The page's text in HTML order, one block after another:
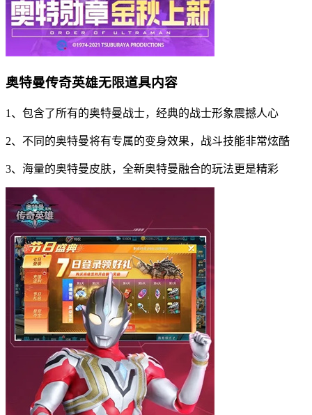
奥特曼传奇英雄无限道具内容
1、包含了所有的奥特曼战士，经典的战士形象震撼人心
2、不同的奥特曼将有专属的变身效果，战斗技能非常炫酷
3、海量的奥特曼皮肤，全新奥特曼融合的玩法更是精彩